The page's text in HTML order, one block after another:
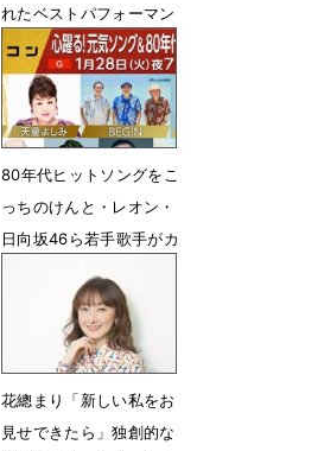
れたベストパフォーマン
スの中から大賞選出
12月2日 19時00分
80年代ヒットソングをこ
っちのけんと・レオン・
日向坂46ら若手歌手がカ
1月25日 08時00分
花總まり「新しい私をお
見せできたら」独創的な